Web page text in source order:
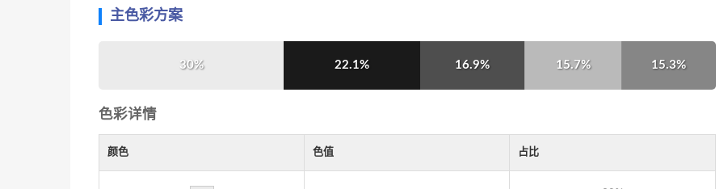
主色彩方案
30% 22.1% 16.9% 15.7% 15.3%
色彩详情
颜色 色值 占比